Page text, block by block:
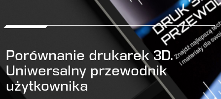
Porównanie drukarek 3D.
Uniwersalny przewodnik
użytkownika